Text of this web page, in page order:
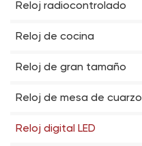
Reloj radiocontrolado
Reloj de cocina
Reloj de gran tamaño
Reloj de mesa de cuarzo
Reloj digital LED